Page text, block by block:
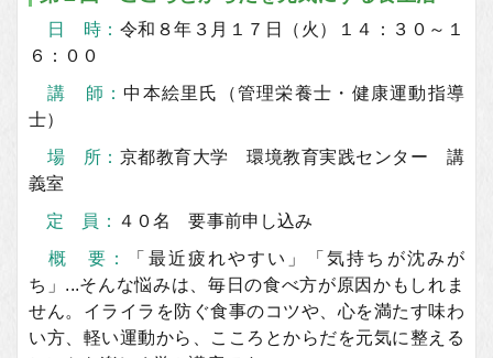
日 時： 令和８年３月１７日（火）１４：３０～１
６：００
講 師：中本絵里氏（管理栄養士・健康運動指導
士）
場 所： 京都教育大学 環境教育実践センター 講
義室
定 員： ４０名 要事前申し込み
概 要：
「最近疲れやすい」「気持ちが沈みが
ち」...そんな悩みは、毎日の食べ方が原因かもしれま
せん。イライラを防ぐ食事のコツや、心を満たす味わ
い方、軽い運動から、こころとからだを元気に整える